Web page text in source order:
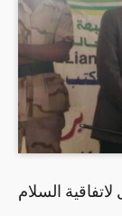
السلام